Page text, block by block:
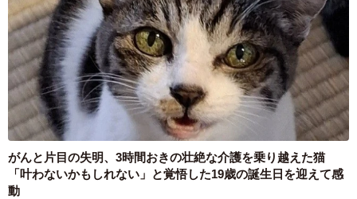
がんと片目の失明、3時間おきの壮絶な介護を乗り越えた猫
「叶わないかもしれない」と覚悟した19歳の誕生日を迎えて感
動